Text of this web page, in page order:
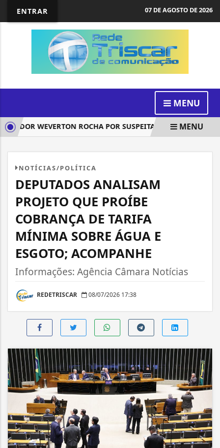
ENTRAR 07 DE AGOSTO DE 2026
MENU
WEVERTON ROCHA POR SUSPEITA DE DESVIOS NO INSS
MENU
NOTÍCIAS/POLÍTICA
DEPUTADOS ANALISAM
PROJETO QUE PROÍBE
COBRANÇA DE TARIFA
MÍNIMA SOBRE ÁGUA E
ESGOTO; ACOMPANHE
Informações: Agência Câmara Notícias
REDETRISCAR 08/07/2026 17:38